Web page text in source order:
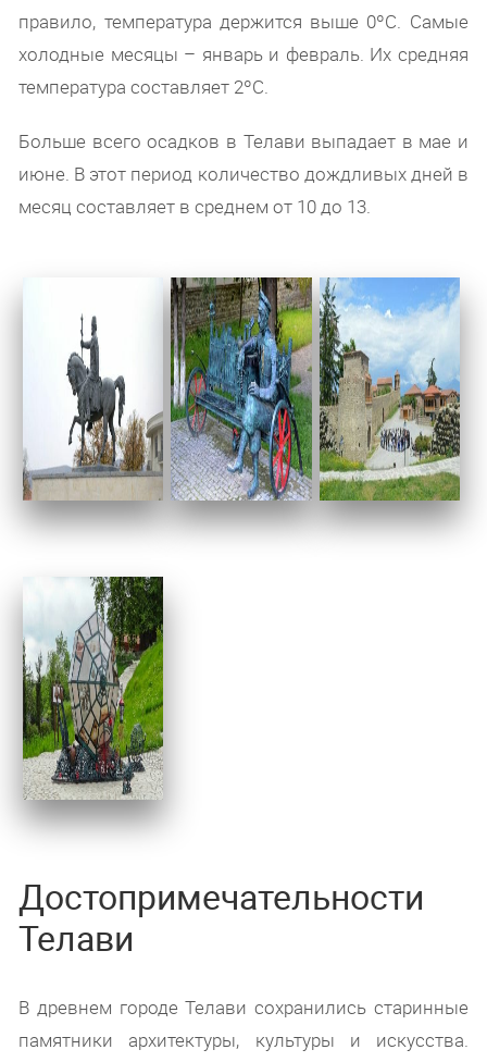
правило, температура держится выше 0ºС. Самые
холодные месяцы – январь и февраль. Их средняя
температура составляет 2ºС.
Больше всего осадков в Телави выпадает в мае и
июне. В этот период количество дождливых дней в
месяц составляет в среднем от 10 до 13.
Достопримечательности
Телави
В древнем городе Телави сохранились старинные
памятники архитектуры, культуры и искусства.